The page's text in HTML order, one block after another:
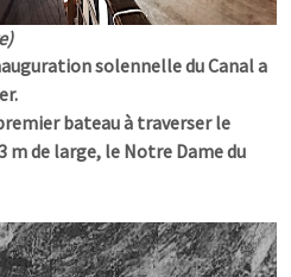
solennelle du Canal a
bateau à traverser le
m de large, le Notre Dame du